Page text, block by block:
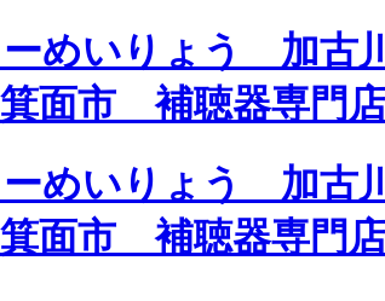
めいりょう 加古
箕面市 補聴器専門
めいりょう 加古
箕面市 補聴器専門